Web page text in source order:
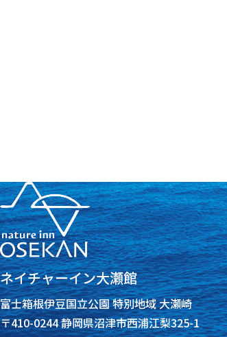
ネイチャーイン大瀬館
富士箱根伊豆国立公園 特別地域 大瀬崎
〒410-0244 静岡県沼津市西浦江梨325-1